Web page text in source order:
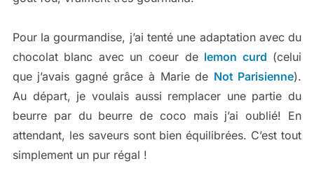
Pour la gourmandise, j’ai tenté une adaptation avec du
chocolat blanc avec un coeur de lemon curd (celui
que j’avais gagné grâce à Marie de Not Parisienne).
Au départ, je voulais aussi remplacer une partie du
beurre par du beurre de coco mais j’ai oublié! En
attendant, les saveurs sont bien équilibrées. C’est tout
simplement un pur régal !